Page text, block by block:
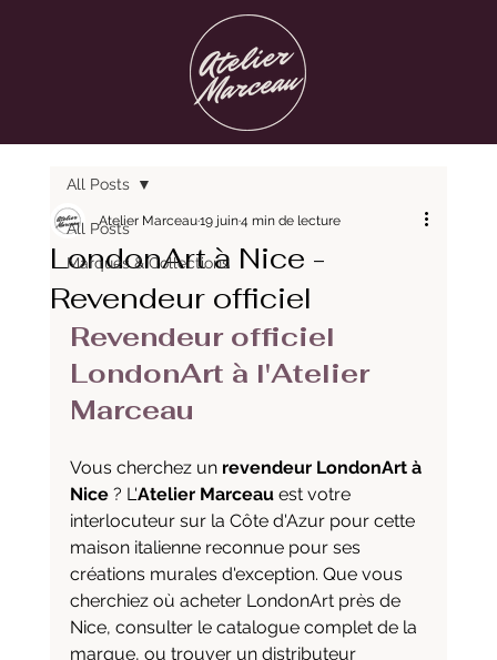
All Posts
Marques & Collections
All Posts
LondonArt à Nice -
Revendeur officiel
Atelier Marceau19 juin4 min de lecture
Revendeur officiel
LondonArt à l'Atelier
Marceau
Vous cherchez un revendeur LondonArt à
Nice ? L'Atelier Marceau est votre
interlocuteur sur la Côte d'Azur pour cette
maison italienne reconnue pour ses
créations murales d'exception. Que vous
cherchiez où acheter LondonArt près de
Nice, consulter le catalogue complet de la
marque, ou trouver un distributeur